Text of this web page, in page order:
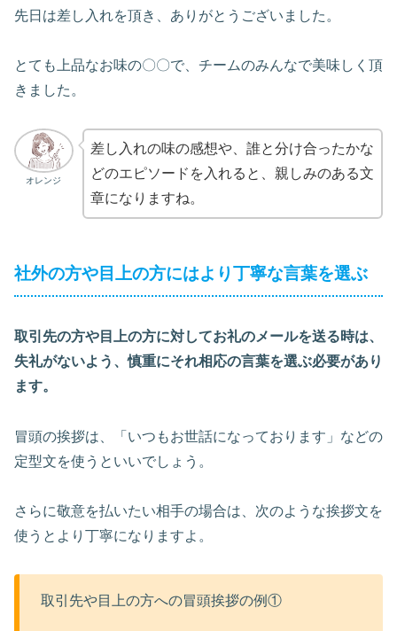
先日は差し入れを頂き、ありがとうございました。
とても上品なお味の〇〇で、チームのみんなで美味しく頂
きました。
オレンジ
差し入れの味の感想や、誰と分け合ったかな
どのエピソードを入れると、親しみのある文
章になりますね。
社外の方や目上の方にはより丁寧な言葉を選ぶ
取引先の方や目上の方に対してお礼のメールを送る時は、
失礼がないよう、慎重にそれ相応の言葉を選ぶ必要があり
ます。
冒頭の挨拶は、「いつもお世話になっております」などの
定型文を使うといいでしょう。
さらに敬意を払いたい相手の場合は、次のような挨拶文を
使うとより丁寧になりますよ。
取引先や目上の方への冒頭挨拶の例①